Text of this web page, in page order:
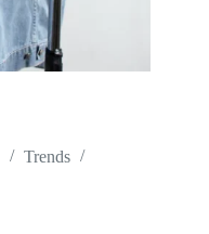
Trends